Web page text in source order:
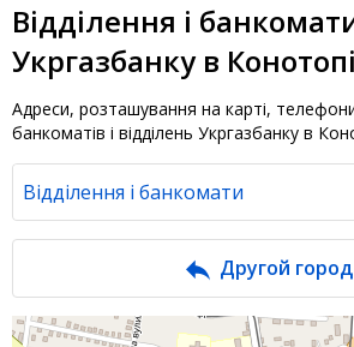
Відділення і
Укргазбанку в Конотопі
Адреси, розташування на карті,
банкоматів і відділень Укргазбанку в
Відділення і банкомати
Другой город